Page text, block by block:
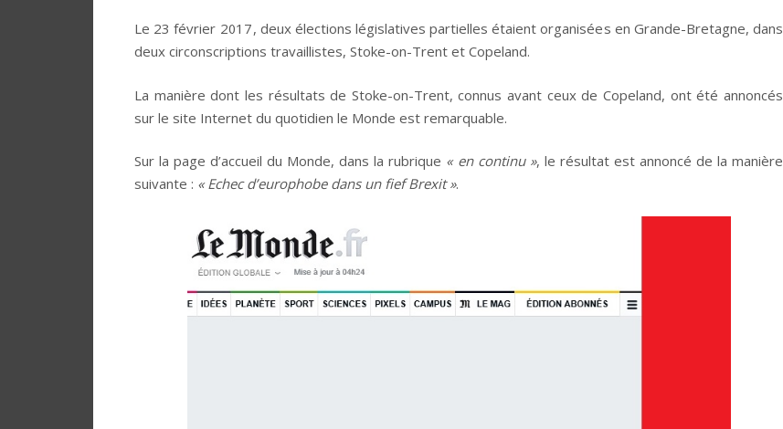
Le 23 février 2017, deux élections législatives partielles étaient organisées en Grande-Bretagne, dans
deux circonscriptions travaillistes, Stoke-on-Trent et Copeland.
La manière dont les résultats de Stoke-on-Trent, connus avant ceux de Copeland, ont été annoncés
sur le site Internet du quotidien le Monde est remarquable.
Sur la page d’accueil du Monde, dans la rubrique « en continu », le résultat est annoncé de la manière
suivante : « Echec d’europhobe dans un fief Brexit ».